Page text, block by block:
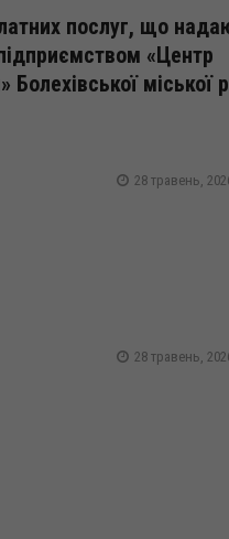
послуг, що
«Центр
міської
28 травень,
28 травень,